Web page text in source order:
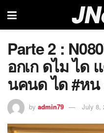
Parte 2 :
อกเก ดไม ได
นคนด ได #หน
by admin79 July 8,